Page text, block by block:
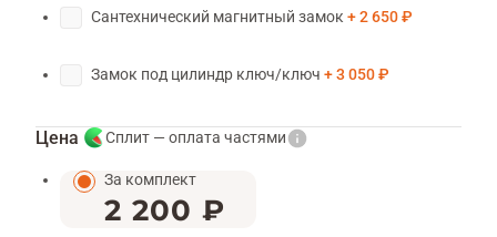
Сантехнический магнитный замок 2 650 ₽
Замок под цилиндр ключ/ключ 3 050 ₽
Цена Сплит — оплата частями
За комплект
2 200 ₽